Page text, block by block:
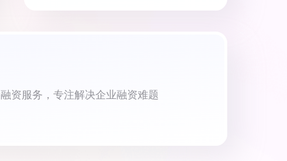
资服务，专注解决企业融资难题